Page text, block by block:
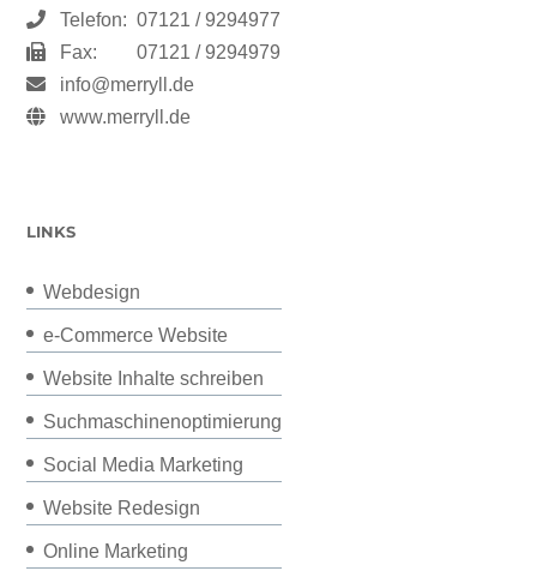
Telefon: 07121 / 9294977
Fax:
07121 / 9294979
info@merryll.de
www.merryll.de
LINKS
Webdesign
e-Commerce Website
Website Inhalte schreiben
Suchmaschinenoptimierung
Social Media Marketing
Website Redesign
Online Marketing